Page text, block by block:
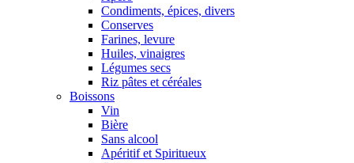
Condiments, épices, divers
Conserves
Farines, levure
Huiles, vinaigres
Légumes secs
Riz pâtes et céréales
Boissons
Vin
Bière
Sans alcool
Apéritif et Spiritueux